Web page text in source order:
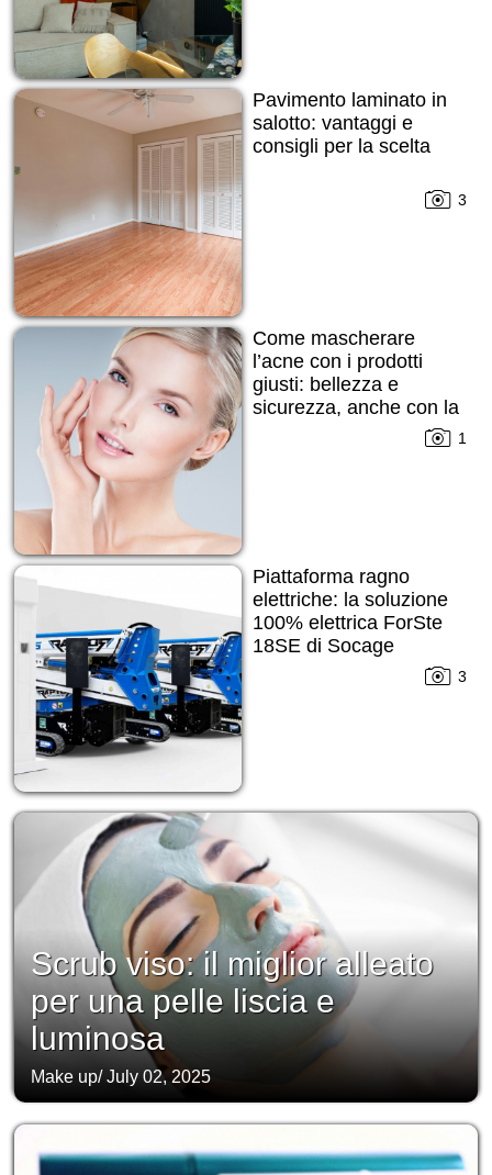
Pavimento laminato in
salotto: vantaggi e
consigli per la scelta
3
Come mascherare
l’acne con i prodotti
giusti: bellezza e
sicurezza, anche con la
1
Piattaforma ragno
elettriche: la soluzione
100% elettrica ForSte
18SE di Socage
3
Scrub viso: il miglior alleato
per una pelle liscia e
luminosa
Make up/July 02, 2025